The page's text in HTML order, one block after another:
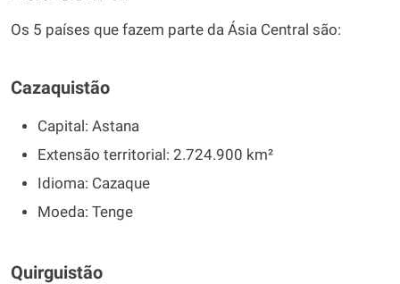
Os 5 países que fazem parte da Ásia Central são:
Cazaquistão
Capital: Astana
Extensão territorial: 2.724.900 km²
Idioma: Cazaque
Moeda: Tenge
Quirguistão